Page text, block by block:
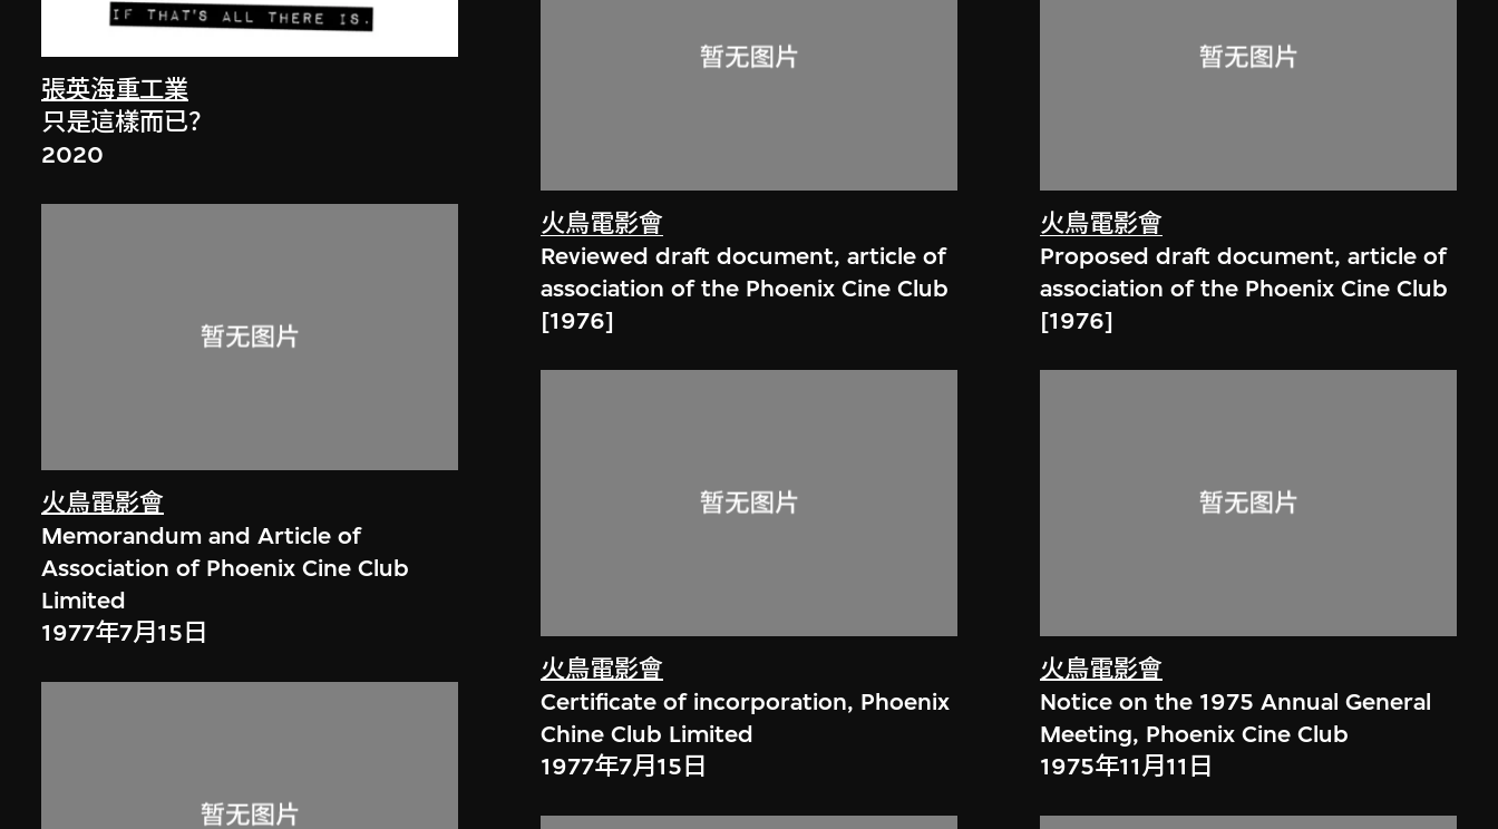
張英海重工業
只是這樣而已？
2020
火鳥電影會
Memorandum and Article of
Association of Phoenix Cine Club
Limited
1977年7月15日
火鳥電影會
Reviewed draft document, article of
association of the Phoenix Cine Club
[1976]
火鳥電影會
Certificate of incorporation, Phoenix
Chine Club Limited
1977年7月15日
火鳥電影會
Proposed draft document, article of
association of the Phoenix Cine Club
[1976]
火鳥電影會
Notice on the 1975 Annual General
Meeting, Phoenix Cine Club
1975年11月11日